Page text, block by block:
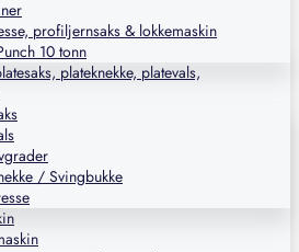
profiljernsaks & lokkemaskin
10 tonn
plateknekke, platevals,
/ Svingbukke